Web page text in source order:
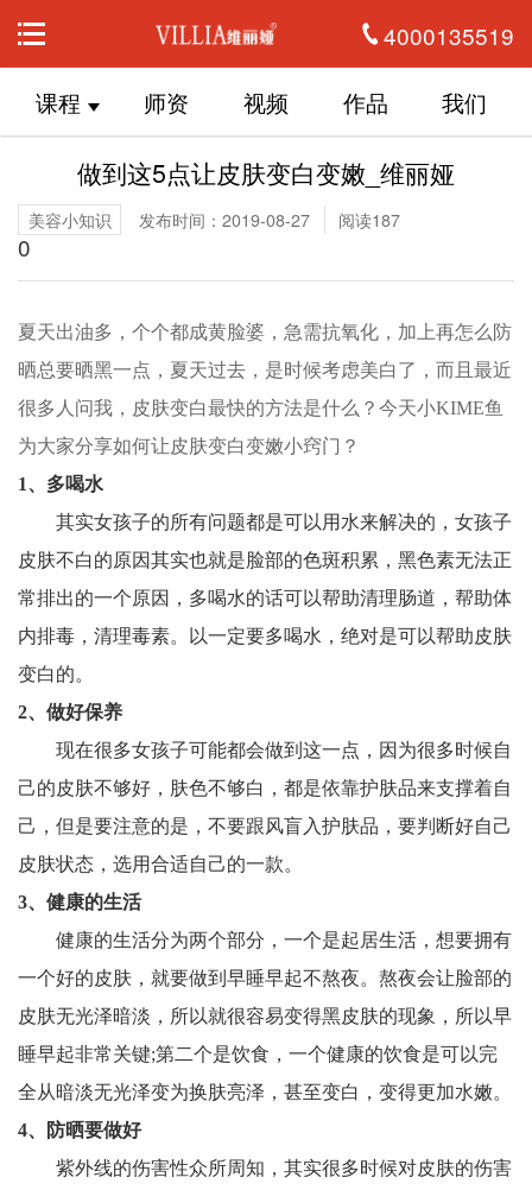
4000135519
课程 师资 视频 作品 我们
做到这5点让皮肤变白变嫩_维丽娅
美容小知识 发布时间：2019-08-27 阅读187
0
夏天出油多，个个都成黄脸婆，急需抗氧化，加上再怎么防
晒总要晒黑一点，夏天过去，是时候考虑美白了，而且最近
很多人问我，皮肤变白最快的方法是什么？今天小KIME鱼
为大家分享如何让皮肤变白变嫩小窍门？
1、多喝水
其实女孩子的所有问题都是可以用水来解决的，女孩子
皮肤不白的原因其实也就是脸部的色斑积累，黑色素无法正
常排出的一个原因，多喝水的话可以帮助清理肠道，帮助体
内排毒，清理毒素。以一定要多喝水，绝对是可以帮助皮肤
变白的。
2、 做好保养
现在很多女孩子可能都会做到这一点，因为很多时候自
己的皮肤不够好，肤色不够白，都是依靠护肤品来支撑着自
己，但是要注意的是，不要跟风盲入护肤品，要判断好自己
皮肤状态，选用合适自己的一款。
3、健康的生活
健康的生活分为两个部分，一个是起居生活，想要拥有
一个好的皮肤，就要做到早睡早起不熬夜。熬夜会让脸部的
皮肤无光泽暗淡，所以就很容易变得黑皮肤的现象，所以早
睡早起非常关键;第二个是饮食，一个健康的饮食是可以完
全从暗淡无光泽变为换肤亮泽，甚至变白，变得更加水嫩。
4、防晒要做好
紫外线的伤害性众所周知，其实很多时候对皮肤的伤害